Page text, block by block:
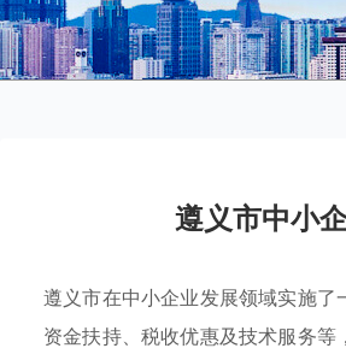
遵义市中小
遵义市在中小企业发展领域实施了
资金扶持、税收优惠及技术服务